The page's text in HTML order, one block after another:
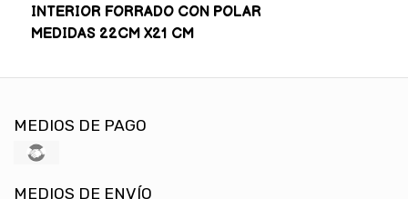
INTERIOR FORRADO CON POLAR
MEDIDAS 22CM X21 CM
MEDIOS DE PAGO
MEDIOS DE ENVÍO